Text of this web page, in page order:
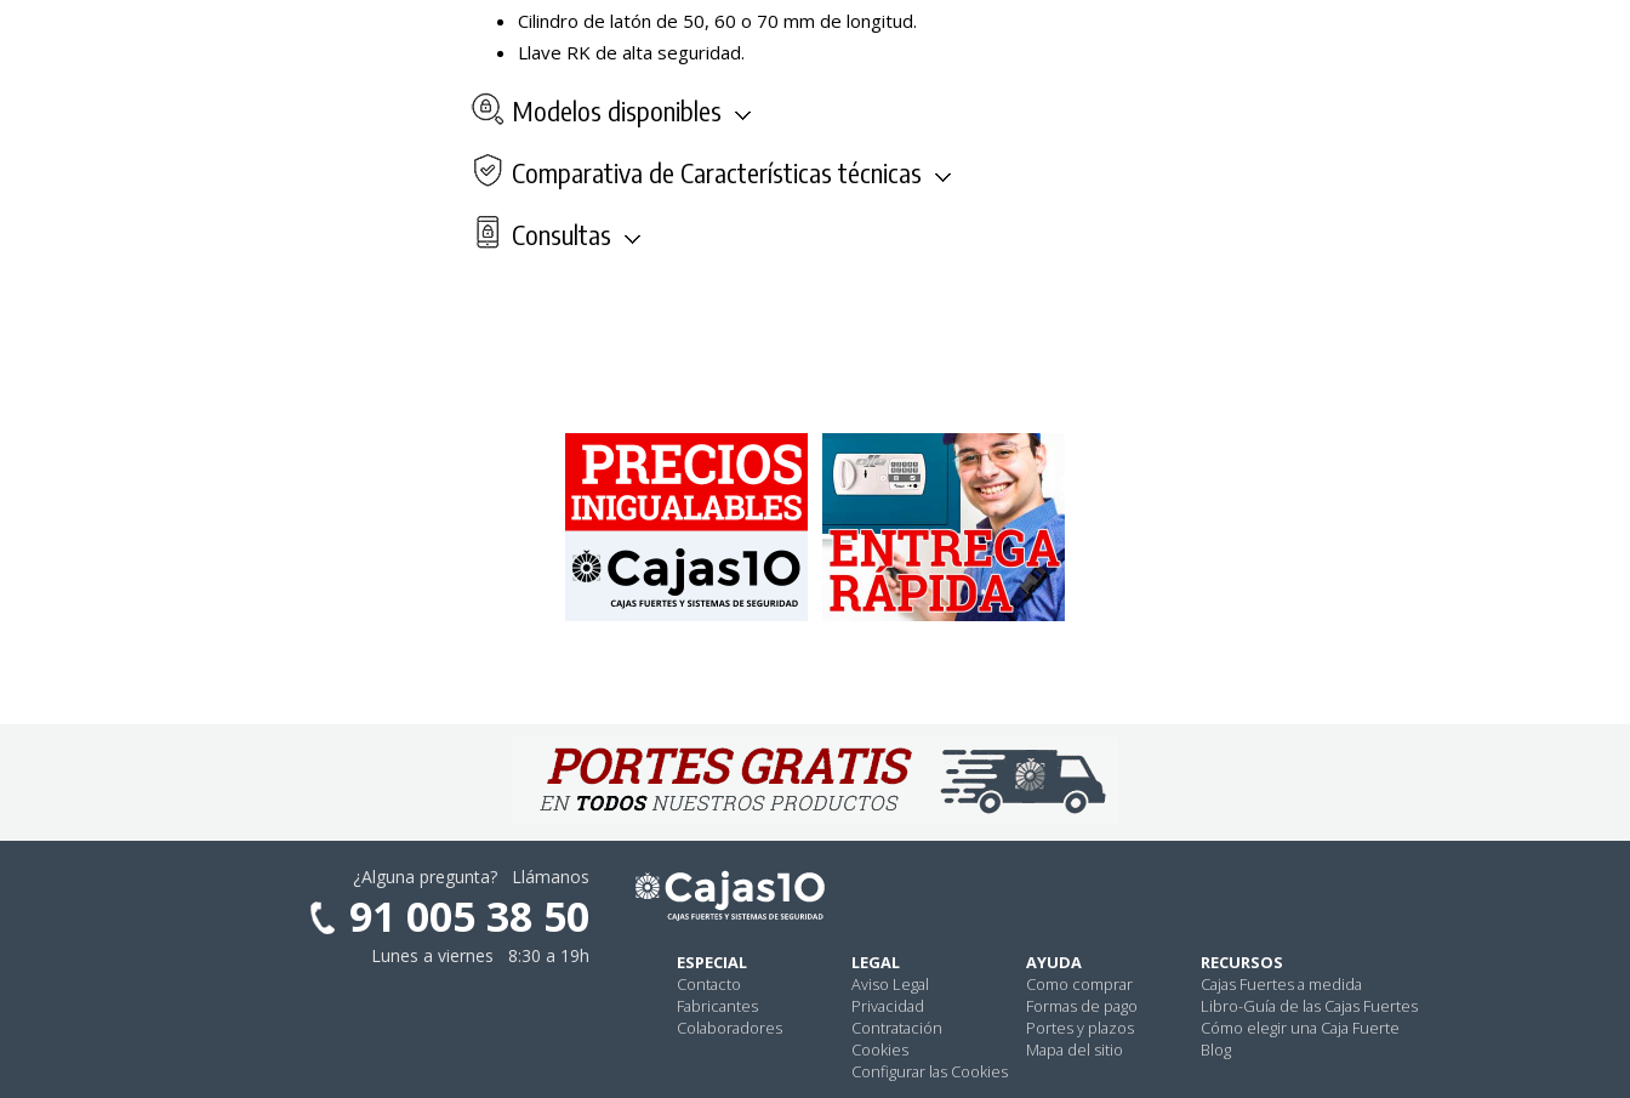
Cilindro de latón de 50, 60 o 70 mm de longitud.
Llave RK de alta seguridad.
Modelos disponibles
Comparativa de Características técnicas
Consultas
¿Alguna pregunta? Llámanos
91 005 38 50
Lunes a viernes 8:30 a 19h
ESPECIAL
Contacto
Fabricantes
Colaboradores
LEGAL
Aviso Legal
Privacidad
Contratación
Cookies
Configurar las Cookies
AYUDA
Como comprar
Formas de pago
Portes y plazos
Mapa del sitio
RECURSOS
Cajas Fuertes a medida
Libro-Guía de las Cajas Fuertes
Cómo elegir una Caja Fuerte
Blog